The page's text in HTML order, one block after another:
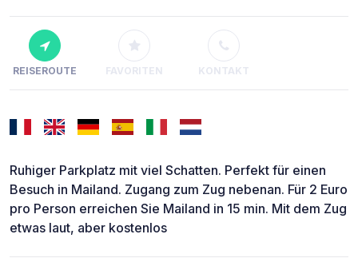
REISEROUTE FAVORITEN KONTAKT
Ruhiger Parkplatz mit viel Schatten. Perfekt für einen
Besuch in Mailand. Zugang zum Zug nebenan. Für 2 Euro
pro Person erreichen Sie Mailand in 15 min. Mit dem Zug
etwas laut, aber kostenlos